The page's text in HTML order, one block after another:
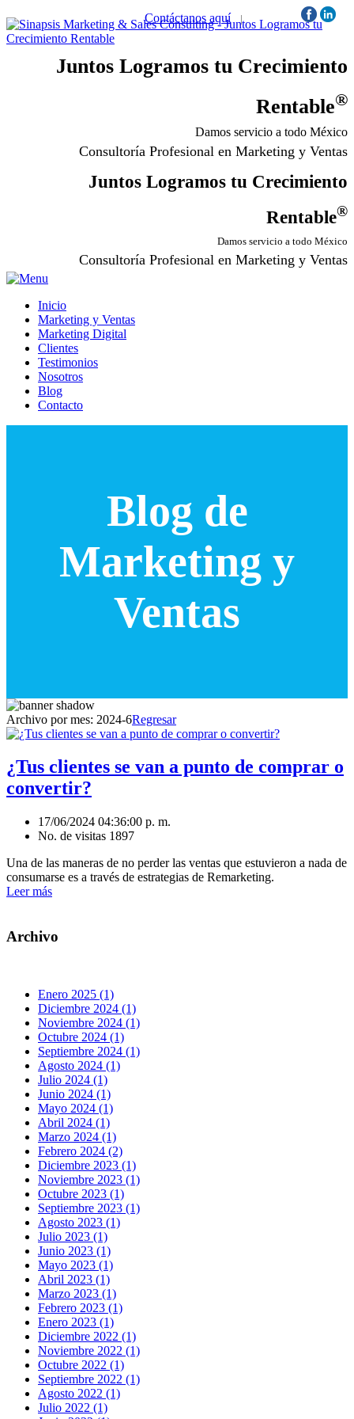
Contáctanos aquí | Síguenos:
Juntos Logramos tu Crecimiento
Rentable®
Damos servicio a todo México
Consultoría Profesional en Marketing y Ventas
Juntos Logramos tu Crecimiento
Rentable®
Damos servicio a todo México
Consultoría Profesional en Marketing y Ventas
Inicio
Marketing y Ventas
Marketing Digital
Clientes
Testimonios
Nosotros
Blog
Contacto
Blog de
Marketing y
Ventas
Archivo por mes: 2024-6Regresar
¿Tus clientes se van a punto de comprar o
convertir?
17/06/2024 04:36:00 p. m.
No. de visitas 1897
Una de las maneras de no perder las ventas que estuvieron a nada de
consumarse es a través de estrategias de Remarketing.
Leer más
Archivo
Enero 2025 (1)
Diciembre 2024 (1)
Noviembre 2024 (1)
Octubre 2024 (1)
Septiembre 2024 (1)
Agosto 2024 (1)
Julio 2024 (1)
Junio 2024 (1)
Mayo 2024 (1)
Abril 2024 (1)
Marzo 2024 (1)
Febrero 2024 (2)
Diciembre 2023 (1)
Noviembre 2023 (1)
Octubre 2023 (1)
Septiembre 2023 (1)
Agosto 2023 (1)
Julio 2023 (1)
Junio 2023 (1)
Mayo 2023 (1)
Abril 2023 (1)
Marzo 2023 (1)
Febrero 2023 (1)
Enero 2023 (1)
Diciembre 2022 (1)
Noviembre 2022 (1)
Octubre 2022 (1)
Septiembre 2022 (1)
Agosto 2022 (1)
Julio 2022 (1)